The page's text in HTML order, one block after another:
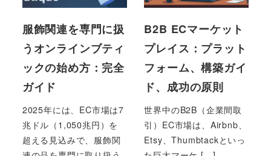
服飾関連を専門に扱
うオンラインブティ
ックの始め方：完全
ガイド
2025年には、EC市場は7
兆ドル（1,050兆円）を
超える見込みで、服飾関
B2B ECマーケット
プレイス：プラット
フォーム、構築ガイ
ド、成功の原則
世界中のB2B（企業間取
引）EC市場は、Airbnb、
Etsy、Thumbtackといっ